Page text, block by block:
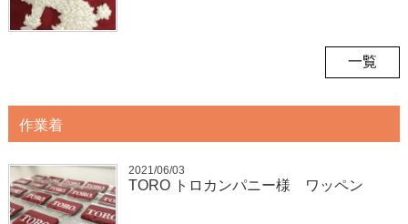
一覧
作業着
2021/06/03
TORO トロカンパニー様 ワッペン